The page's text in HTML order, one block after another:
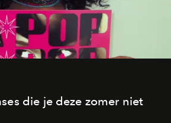
die je deze zomer niet